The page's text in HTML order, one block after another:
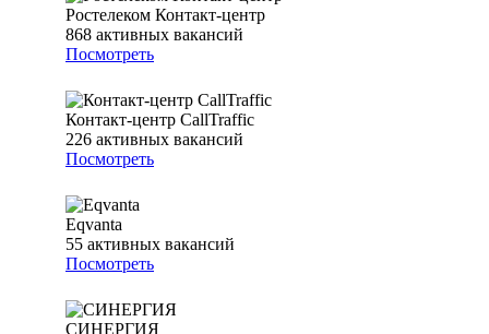
Ростелеком Контакт-центр
868 активных вакансий
Посмотреть
Контакт-центр CallTraffic
226 активных вакансий
Посмотреть
Eqvanta
55 активных вакансий
Посмотреть
СИНЕРГИЯ